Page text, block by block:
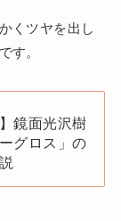
くツヤを出し
す。
鏡面光沢樹
グロス」の